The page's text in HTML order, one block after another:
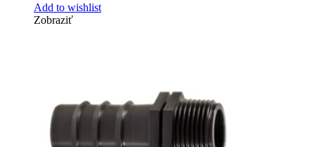
Add to wishlist
Zobraziť